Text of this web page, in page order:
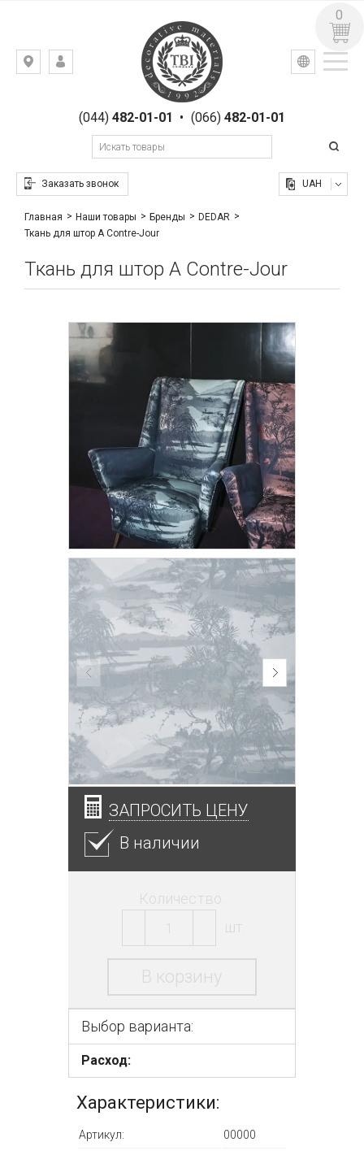
Киев,
Гоголевская,(044)482-01-01 • (066) 482-01-01
Заказать звонок
УКР РУС
UAH
0
Главная Наши товары Бренды
DEDAR
Ткань для штор A Contre-Jour
Ткань для штор A Contre-Jour
ЗАПРОСИТЬ ЦЕНУ
В наличии
Количество:
шт.
В корзину
Выбор варианта:
Расход:
Характеристики:
Артикул: 00000